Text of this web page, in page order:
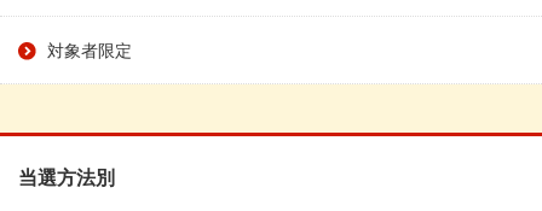
対象者限定
当選方法別